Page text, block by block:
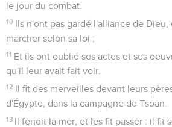
le jour du combat.
10 Ils n'ont pas gardé l'alliance de
marcher selon sa loi ;
11 Et ils ont oublié ses actes et ses
qu'il leur avait fait voir.
12 Il fit des merveilles devant leurs
d'Égypte, dans la campagne de Tsoan.
13 Il fendit la mer, et les fit passer : il fit